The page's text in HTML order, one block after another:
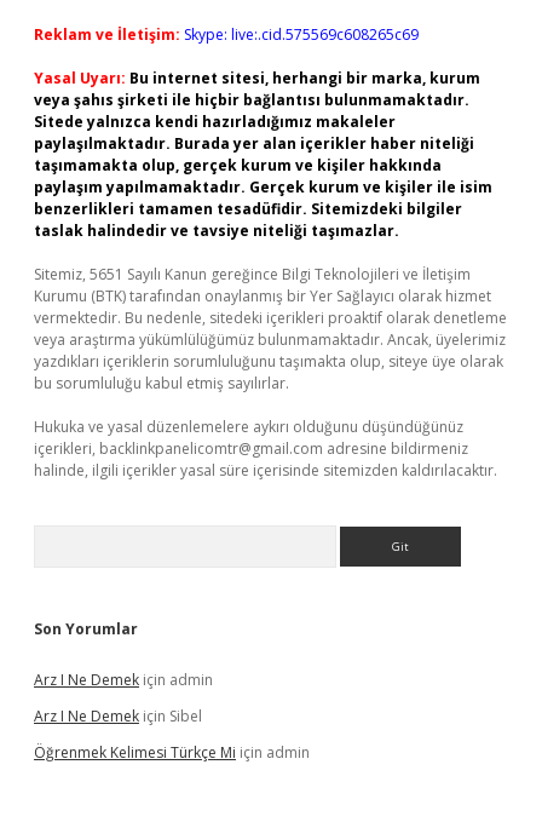
Reklam ve İletişim: Skype: live:.cid.575569c608265c69
Yasal Uyarı: Bu internet sitesi, herhangi bir marka, kurum
veya şahıs şirketi ile hiçbir bağlantısı bulunmamaktadır.
Sitede yalnızca kendi hazırladığımız makaleler
paylaşılmaktadır. Burada yer alan içerikler haber niteliği
taşımamakta olup, gerçek kurum ve kişiler hakkında
paylaşım yapılmamaktadır. Gerçek kurum ve kişiler ile isim
benzerlikleri tamamen tesadüfidir. Sitemizdeki bilgiler
taslak halindedir ve tavsiye niteliği taşımazlar.
Sitemiz, 5651 Sayılı Kanun gereğince Bilgi Teknolojileri ve İletişim
Kurumu (BTK) tarafından onaylanmış bir Yer Sağlayıcı olarak hizmet
vermektedir. Bu nedenle, sitedeki içerikleri proaktif olarak denetleme
veya araştırma yükümlülüğümüz bulunmamaktadır. Ancak, üyelerimiz
yazdıkları içeriklerin sorumluluğunu taşımakta olup, siteye üye olarak
bu sorumluluğu kabul etmiş sayılırlar.
Hukuka ve yasal düzenlemelere aykırı olduğunu düşündüğünüz
içerikleri, backlinkpanelicomtr@gmail.com adresine bildirmeniz
halinde, ilgili içerikler yasal süre içerisinde sitemizden kaldırılacaktır.
Son Yorumlar
Arz I Ne Demek için admin
Arz I Ne Demek için Sibel
Öğrenmek Kelimesi Türkçe Mi için admin